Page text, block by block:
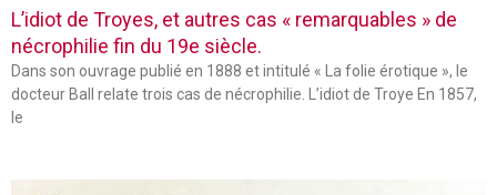
L’idiot de Troyes, et autres cas « remarquables » de
nécrophilie fin du 19e siècle.
Dans son ouvrage publié en 1888 et intitulé « La folie érotique », le
docteur Ball relate trois cas de nécrophilie. L’idiot de Troye En 1857,
le